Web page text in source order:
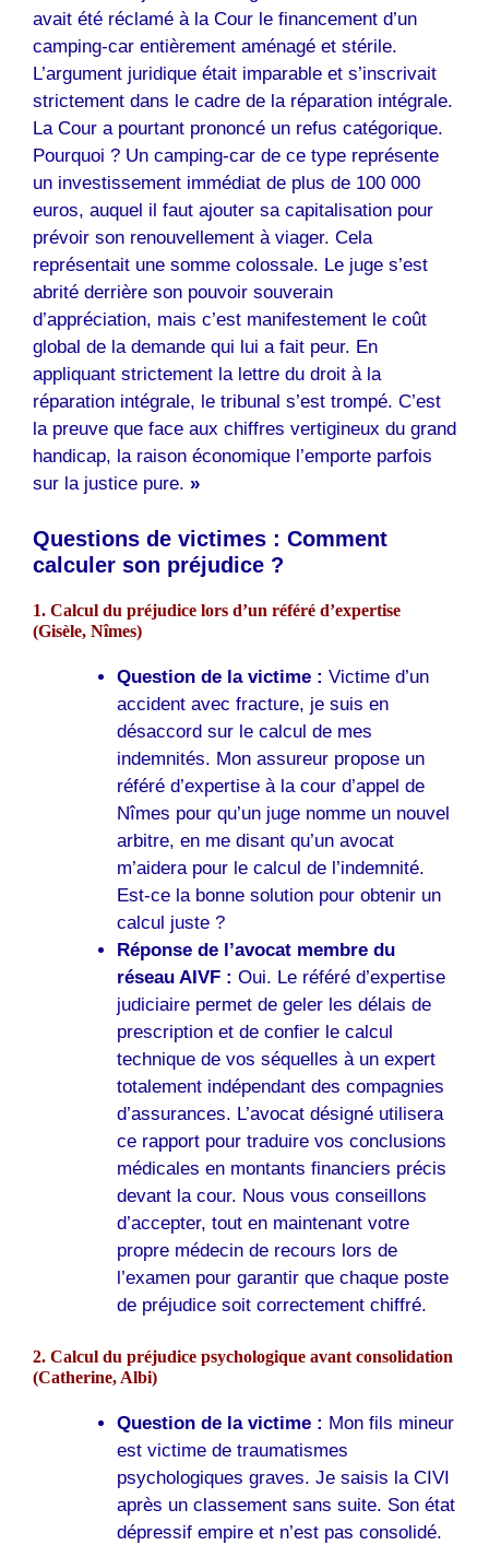
avait été réclamé à la Cour le financement d’un
camping-car entièrement aménagé et stérile.
L’argument juridique était imparable et s’inscrivait
strictement dans le cadre de la réparation intégrale.
La Cour a pourtant prononcé un refus catégorique.
Pourquoi ? Un camping-car de ce type représente
un investissement immédiat de plus de 100 000
euros, auquel il faut ajouter sa capitalisation pour
prévoir son renouvellement à viager. Cela
représentait une somme colossale. Le juge s’est
abrité derrière son pouvoir souverain
d’appréciation, mais c’est manifestement le coût
global de la demande qui lui a fait peur. En
appliquant strictement la lettre du droit à la
réparation intégrale, le tribunal s’est trompé. C’est
la preuve que face aux chiffres vertigineux du grand
handicap, la raison économique l’emporte parfois
sur la justice pure. »
Questions de victimes : Comment
calculer son préjudice ?
1. Calcul du préjudice lors d’un référé d’expertise
(Gisèle, Nîmes)
Question de la victime : Victime d’un
accident avec fracture, je suis en
désaccord sur le calcul de mes
indemnités. Mon assureur propose un
référé d’expertise à la cour d’appel de
Nîmes pour qu’un juge nomme un nouvel
arbitre, en me disant qu’un avocat
m’aidera pour le calcul de l’indemnité.
Est-ce la bonne solution pour obtenir un
calcul juste ?
Réponse de l’avocat membre du
réseau AIVF : Oui. Le référé d’expertise
judiciaire permet de geler les délais de
prescription et de confier le calcul
technique de vos séquelles à un expert
totalement indépendant des compagnies
d’assurances. L’avocat désigné utilisera
ce rapport pour traduire vos conclusions
médicales en montants financiers précis
devant la cour. Nous vous conseillons
d’accepter, tout en maintenant votre
propre médecin de recours lors de
l’examen pour garantir que chaque poste
de préjudice soit correctement chiffré.
2. Calcul du préjudice psychologique avant consolidation
(Catherine, Albi)
Question de la victime : Mon fils mineur
est victime de traumatismes
psychologiques graves. Je saisis la CIVI
après un classement sans suite. Son état
dépressif empire et n’est pas consolidé.